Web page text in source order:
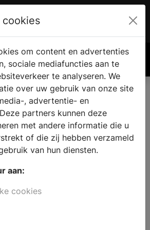
€ 0.00
om content en advertenties
sociale mediafuncties aan te
te analyseren. We
over uw gebruik van onze site
, advertentie- en
partners kunnen deze
met andere informatie die u
of die zij hebben verzameld
van hun diensten.
aan:
cookies